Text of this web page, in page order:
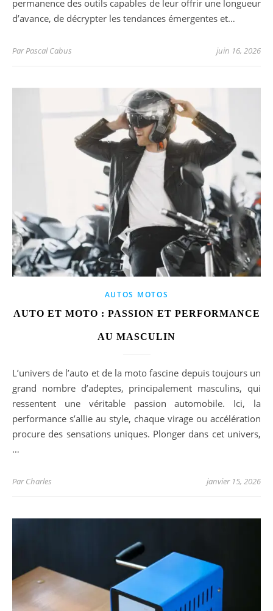
permanence des outils capables de leur offrir une longueur
d’avance, de décrypter les tendances émergentes et…
ParPascal Cabus juin 16, 2026
AUTOS MOTOS
AUTO ET MOTO : PASSION ET PERFORMANCE
AU MASCULIN
L’univers de l’auto et de la moto fascine depuis toujours un
grand nombre d’adeptes, principalement masculins, qui
ressentent une véritable passion automobile. Ici, la
performance s’allie au style, chaque virage ou accélération
procure des sensations uniques. Plonger dans cet univers,
…
ParCharles janvier 15, 2026